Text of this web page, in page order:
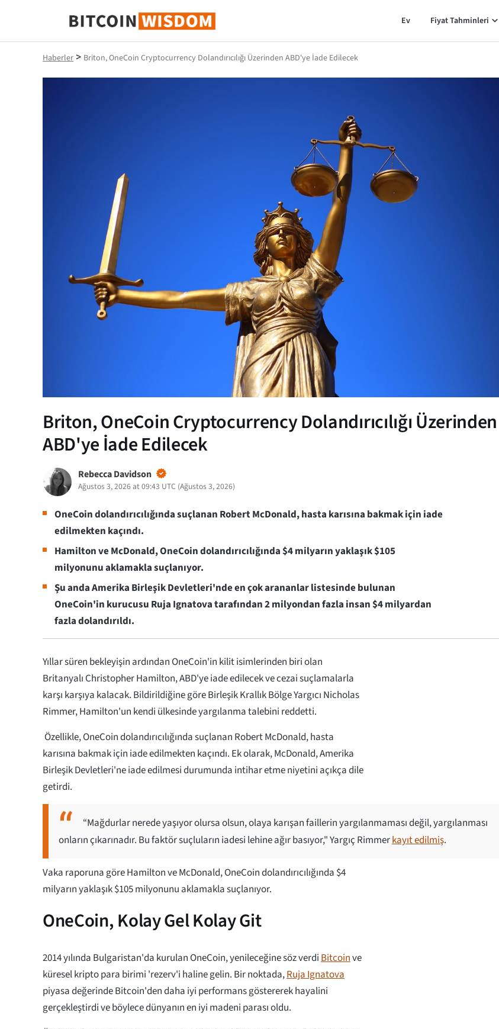
Bitcoin Bilgeliği
Ev Fiyat Tahminleri
Haberler > Briton, OneCoin Cryptocurrency Dolandırıcılığı Üzerinden ABD'ye İade Edilecek
Briton, OneCoin Cryptocurrency Dolandırıcılığı Üzerinden
ABD'ye İade Edilecek
Rebecca Davidson
Ağustos 3, 2026 at 09:43 UTC (Ağustos 3, 2026)
OneCoin dolandırıcılığında suçlanan Robert McDonald, hasta karısına bakmak için iade
edilmekten kaçındı.
Hamilton ve McDonald, OneCoin dolandırıcılığında $4 milyarın yaklaşık $105
milyonunu aklamakla suçlanıyor.
Şu anda Amerika Birleşik Devletleri'nde en çok arananlar listesinde bulunan
OneCoin'in kurucusu Ruja Ignatova tarafından 2 milyondan fazla insan $4 milyardan
fazla dolandırıldı.
Yıllar süren bekleyişin ardından OneCoin'in kilit isimlerinden biri olan
Britanyalı Christopher Hamilton, ABD'ye iade edilecek ve cezai suçlamalarla
karşı karşıya kalacak. Bildirildiğine göre Birleşik Krallık Bölge Yargıcı Nicholas
Rimmer, Hamilton'un kendi ülkesinde yargılanma talebini reddetti.
Özellikle, OneCoin dolandırıcılığında suçlanan Robert McDonald, hasta
karısına bakmak için iade edilmekten kaçındı. Ek olarak, McDonald, Amerika
Birleşik Devletleri'ne iade edilmesi durumunda intihar etme niyetini açıkça dile
getirdi.
“Mağdurlar nerede yaşıyor olursa olsun, olaya karışan faillerin yargılanmaması değil, yargılanması
onların çıkarınadır. Bu faktör suçluların iadesi lehine ağır basıyor," Yargıç Rimmerkayıt edilmiş.
Vaka raporuna göre Hamilton ve McDonald, OneCoin dolandırıcılığında $4
milyarın yaklaşık $105 milyonunu aklamakla suçlanıyor.
OneCoin, Kolay Gel Kolay Git
2014 yılında Bulgaristan'da kurulan OneCoin, yenileceğine söz verdiBitcoinve
küresel kripto para birimi 'rezerv'i haline gelin. Bir noktada,Ruja Ignatova
piyasa değerinde Bitcoin'den daha iyi performans göstererek hayalini
gerçekleştirdi ve böylece dünyanın en iyi madeni parası oldu.